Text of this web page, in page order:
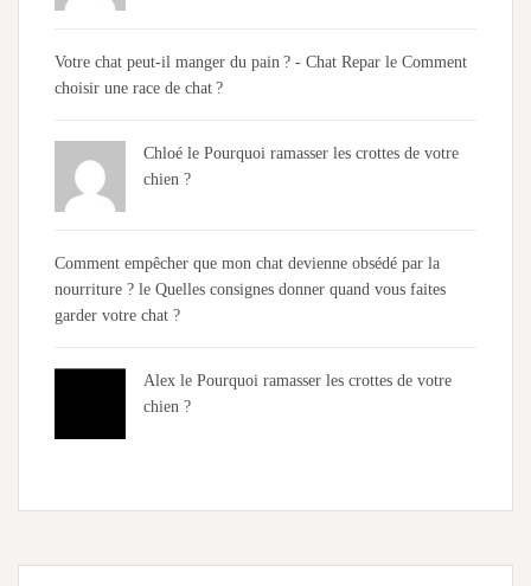
Votre chat peut-il manger du pain ? - Chat Repar le Comment
choisir une race de chat ?
Chloé le Pourquoi ramasser les crottes de votre
chien ?
Comment empêcher que mon chat devienne obsédé par la
nourriture ? le Quelles consignes donner quand vous faites
garder votre chat ?
Alex le Pourquoi ramasser les crottes de votre
chien ?